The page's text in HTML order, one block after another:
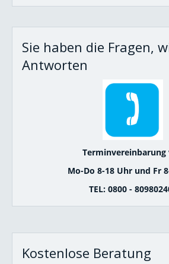
Sie haben die Fragen,
Antworten
Terminvereinbarung
Mo-Do 8-18 Uhr und Fr
TEL: 0800 -
Kostenlose Beratung